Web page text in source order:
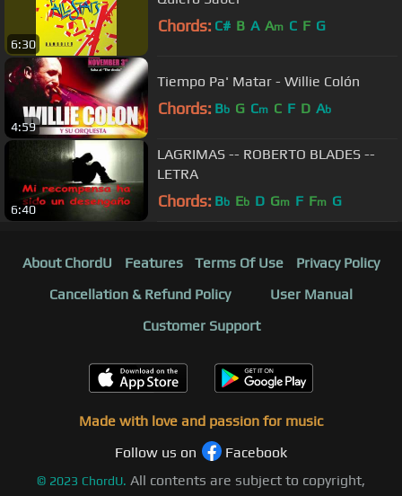
6:30
Chords: C# B A Am C F G
4:59
Tiempo Pa' Matar - Willie Colón
Chords: Bb G Cm C F D Ab
6:40
LAGRIMAS -- ROBERTO BLADES --
LETRA
Chords: Bb Eb D Gm F Fm G
About ChordU Features Terms Of Use
Privacy Policy
Cancellation & Refund Policy
User Manual
Customer Support
Made with love and passion for music
Follow us on
Facebook
© 2023 ChordU. All contents are subject to copyright,